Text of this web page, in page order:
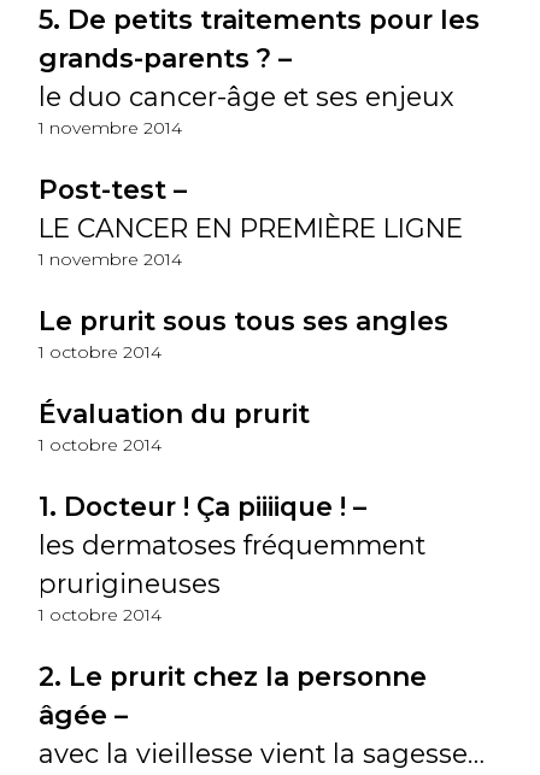
5. De petits traitements pour les
grands-parents ? –
le duo cancer-âge et ses enjeux
1 novembre 2014
Post-test –
LE CANCER EN PREMIÈRE LIGNE
1 novembre 2014
Le prurit sous tous ses angles
1 octobre 2014
Évaluation du prurit
1 octobre 2014
1. Docteur ! Ça piiiique ! –
les dermatoses fréquemment
prurigineuses
1 octobre 2014
2. Le prurit chez la personne
âgée –
avec la vieillesse vient la sagesse…